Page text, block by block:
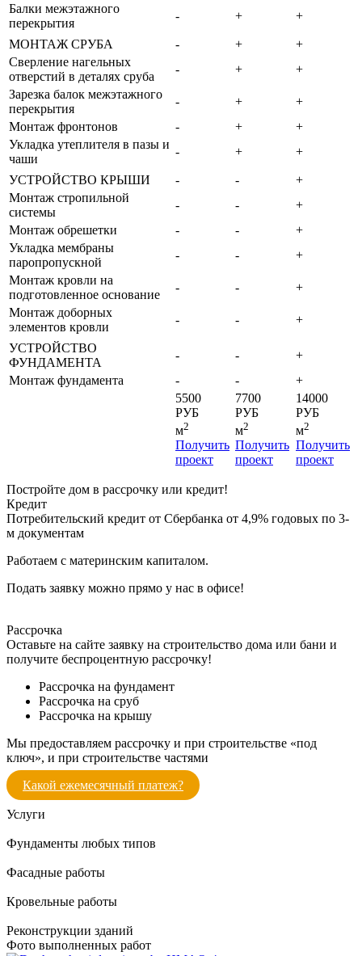
Балки межэтажного
перекрытия
- + +
МОНТАЖ СРУБА - +
+
Сверление нагельных
отверстий в деталях сруба
- +
+
Зарезка балок межэтажного
перекрытия
- +
+
Монтаж фронтонов
- +
+
Укладка утеплителя в пазы и
чаши
- + +
УСТРОЙСТВО КРЫШИ - -
+
Монтаж стропильной
системы
- -
+
Монтаж обрешетки
- -
+
Укладка мембраны
паропропускной
- -
+
Монтаж кровли на
подготовленное основание
- -
+
Монтаж доборных
элементов кровли
- - +
УСТРОЙСТВО
ФУНДАМЕНТА
- -
+
Монтаж фундамента
- -
+
5500
РУБ
м2
Получить
проект
7700
РУБ
м2
Получить
проект
14000
РУБ
м2
Получить
проект
Постройте дом в рассрочку или кредит!
Кредит
Потребительский кредит от Сбербанка от 4,9% годовых по 3-
м документам
Работаем с материнским капиталом.
Подать заявку можно прямо у нас в офисе!
Рассрочка
Оставьте на сайте заявку на строительство дома или бани и
получите беспроцентную рассрочку!
Рассрочка на фундамент
Рассрочка на сруб
Рассрочка на крышу
Мы предоставляем рассрочку и при строительстве «под
ключ», и при строительстве частями
Какой ежемесячный платеж?
Услуги
Фундаменты любых типов
Фасадные работы
Кровельные работы
Реконструкции зданий
Фото выполненных работ